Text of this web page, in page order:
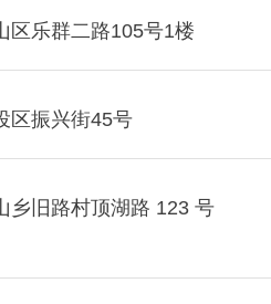
区乐群二路105号1楼
区振兴街45号
乡旧路村顶湖路 123 号